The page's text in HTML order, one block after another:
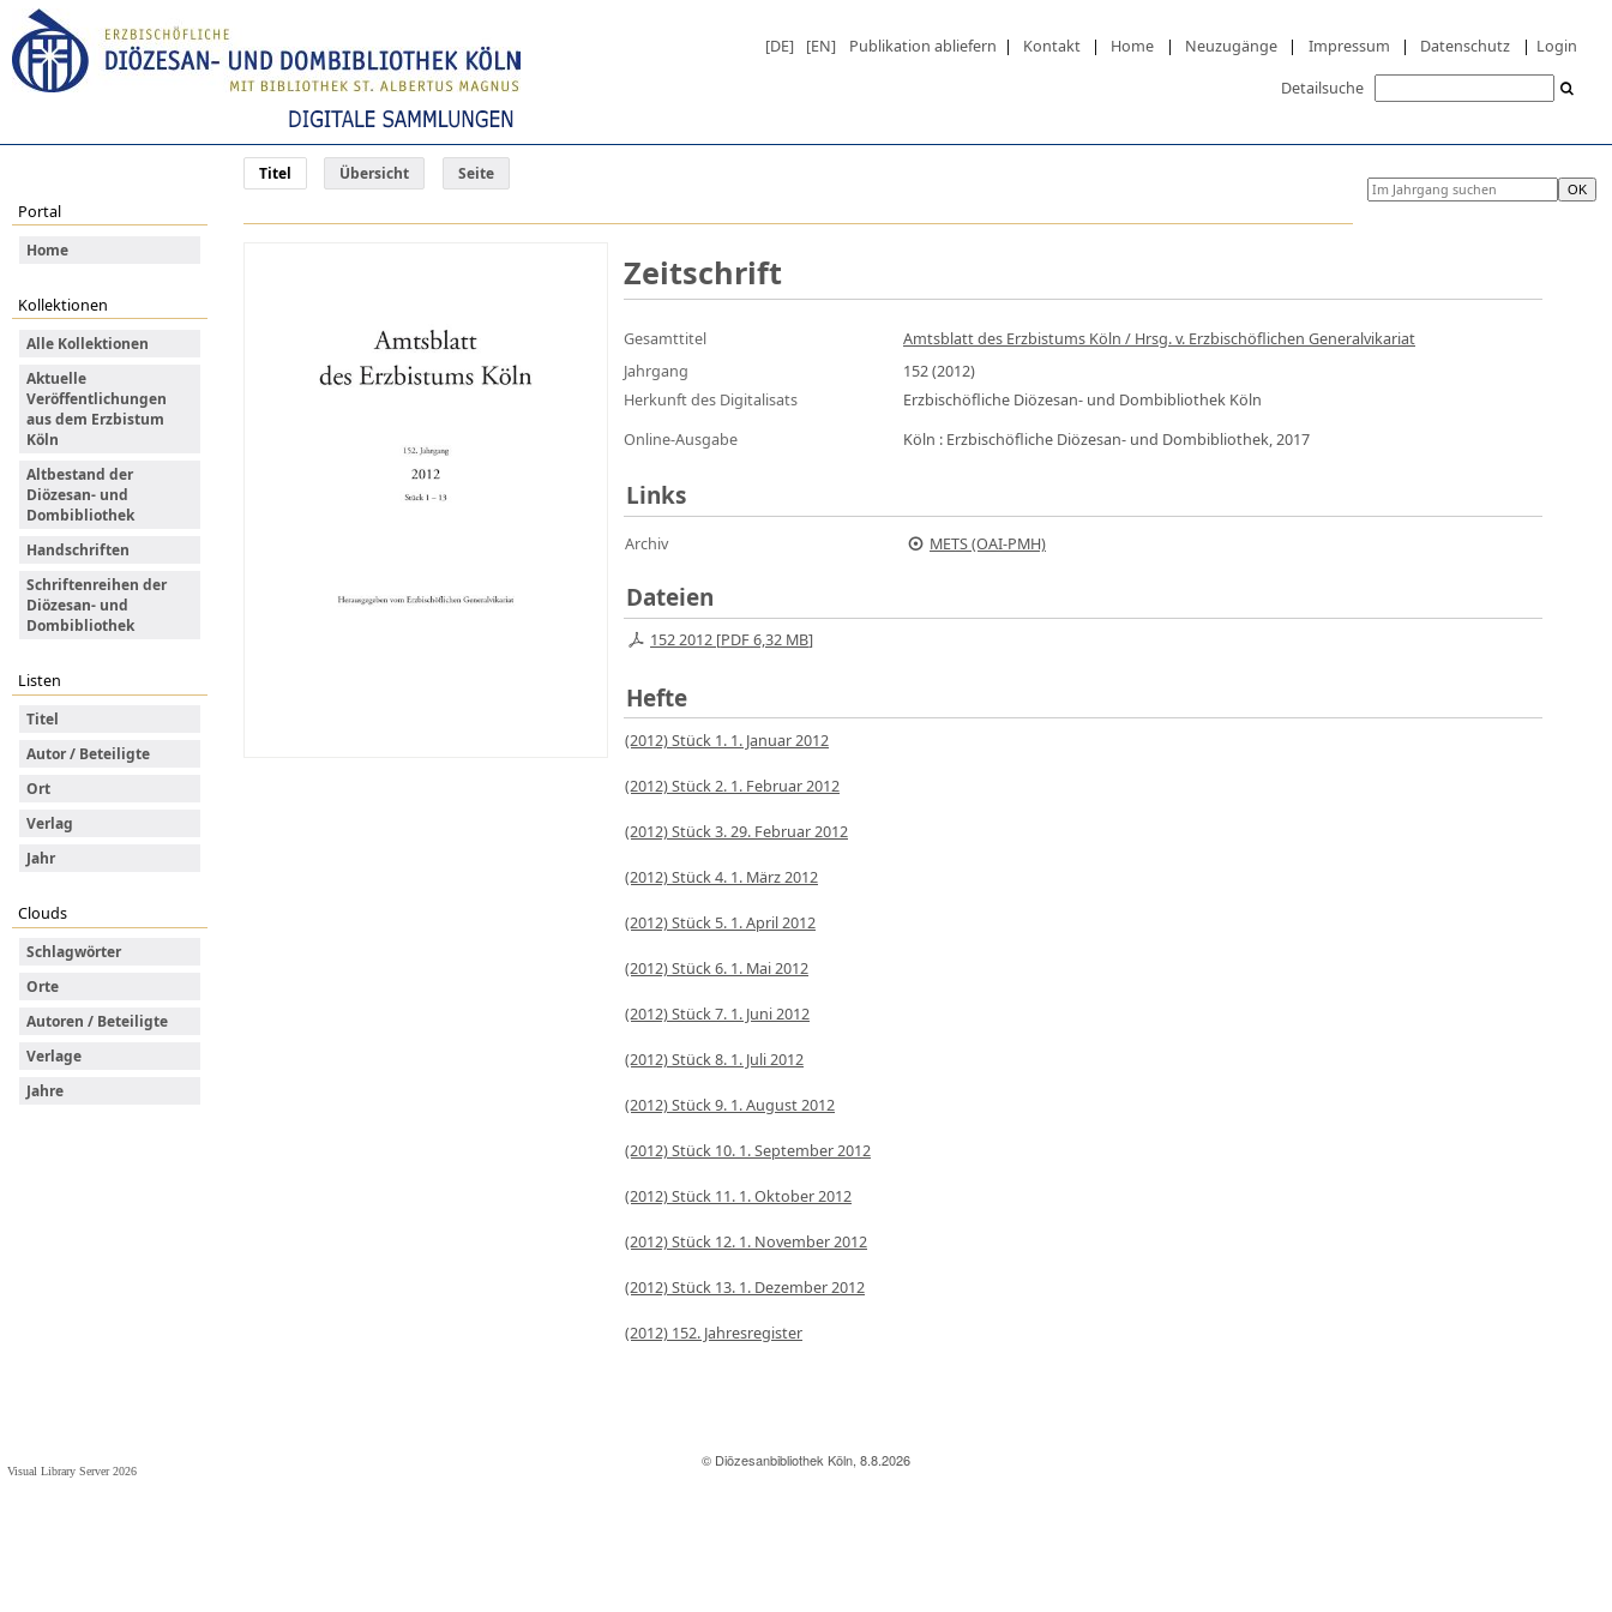
© Diözesanbibliothek Köln, 8.8.2026
Visual Library Server 2026
[DE] [EN] Publikation abliefern | Kontakt | Home | Neuzugänge | Impressum | Datenschutz | Login
Detailsuche
Titel Übersicht Seite
Portal
Home
Kollektionen
Alle Kollektionen
Aktuelle
Veröffentlichungen
aus dem Erzbistum
Köln
Altbestand der
Diözesan- und
Dombibliothek
Handschriften
Schriftenreihen der
Diözesan- und
Dombibliothek
Listen
Titel
Autor / Beteiligte
Ort
Verlag
Jahr
Clouds
Schlagwörter
Orte
Autoren / Beteiligte
Verlage
Jahre
Zeitschrift
Gesamttitel
Amtsblatt des Erzbistums Köln / Hrsg. v. Erzbischöflichen Generalvikariat
Jahrgang
152 (2012)
Herkunft des Digitalisats
Erzbischöfliche Diözesan- und Dombibliothek Köln
Online-Ausgabe
Köln : Erzbischöfliche Diözesan- und Dombibliothek, 2017
Links
Archiv METS (OAI-PMH)
Dateien
152 2012 [PDF6,32 MB]
Hefte
(2012) Stück 1. 1. Januar 2012
(2012) Stück 2. 1. Februar 2012
(2012) Stück 3. 29. Februar 2012
(2012) Stück 4. 1. März 2012
(2012) Stück 5. 1. April 2012
(2012) Stück 6. 1. Mai 2012
(2012) Stück 7. 1. Juni 2012
(2012) Stück 8. 1. Juli 2012
(2012) Stück 9. 1. August 2012
(2012) Stück 10. 1. September 2012
(2012) Stück 11. 1. Oktober 2012
(2012) Stück 12. 1. November 2012
(2012) Stück 13. 1. Dezember 2012
(2012) 152. Jahresregister